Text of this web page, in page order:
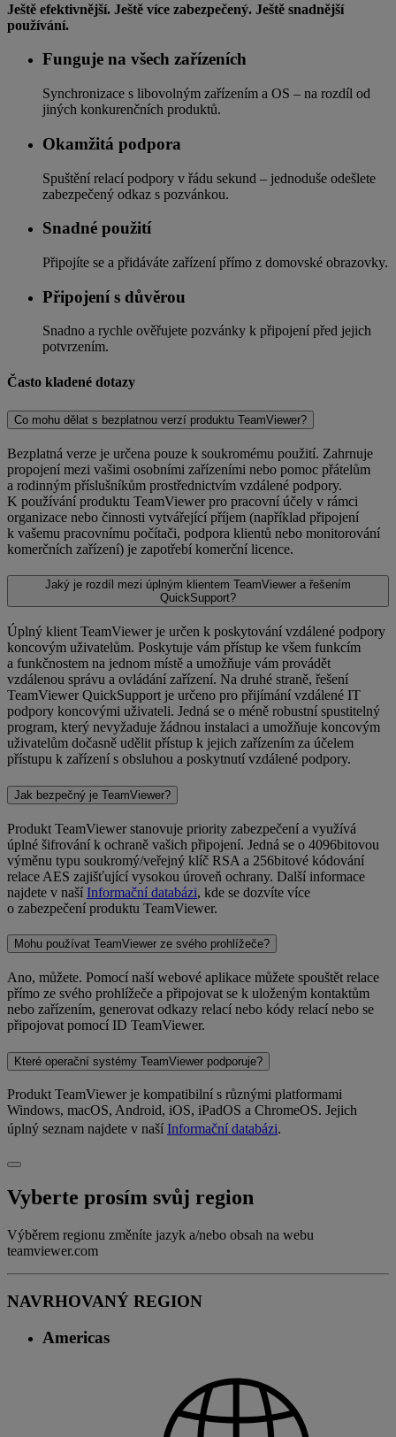
Ještě efektivnější. Ještě více zabezpečený. Ještě snadnější
používání.
Funguje na všech zařízeních
Synchronizace s libovolným zařízením a OS – na rozdíl od
jiných konkurenčních produktů.
Okamžitá podpora
Spuštění relací podpory v řádu sekund – jednoduše odešlete
zabezpečený odkaz s pozvánkou.
Snadné použití
Připojíte se a přidáváte zařízení přímo z domovské obrazovky.
Připojení s důvěrou
Snadno a rychle ověřujete pozvánky k připojení před jejich
potvrzením.
Často kladené dotazy
Co mohu dělat s bezplatnou verzí produktu TeamViewer?
Bezplatná verze je určena pouze k soukromému použití. Zahrnuje
propojení mezi vašimi osobními zařízeními nebo pomoc přátelům
a rodinným příslušníkům prostřednictvím vzdálené podpory.
K používání produktu TeamViewer pro pracovní účely v rámci
organizace nebo činnosti vytvářející příjem (například připojení
k vašemu pracovnímu počítači, podpora klientů nebo monitorování
komerčních zařízení) je zapotřebí komerční licence.
Jaký je rozdíl mezi úplným klientem TeamViewer a řešením
QuickSupport?
Úplný klient TeamViewer je určen k poskytování vzdálené podpory
koncovým uživatelům. Poskytuje vám přístup ke všem funkcím
a funkčnostem na jednom místě a umožňuje vám provádět
vzdálenou správu a ovládání zařízení. Na druhé straně, řešení
TeamViewer QuickSupport je určeno pro přijímání vzdálené IT
podpory koncovými uživateli. Jedná se o méně robustní spustitelný
program, který nevyžaduje žádnou instalaci a umožňuje koncovým
uživatelům dočasně udělit přístup k jejich zařízením za účelem
přístupu k zařízení s obsluhou a poskytnutí vzdálené podpory.
Jak bezpečný je TeamViewer?
Produkt TeamViewer stanovuje priority zabezpečení a využívá
úplné šifrování k ochraně vašich připojení. Jedná se o 4096bitovou
výměnu typu soukromý/veřejný klíč RSA a 256bitové kódování
relace AES zajišťující vysokou úroveň ochrany. Další informace
najdete v naší Informační databázi, kde se dozvíte více
o zabezpečení produktu TeamViewer.
Mohu používat TeamViewer ze svého prohlížeče?
Ano, můžete. Pomocí naší webové aplikace můžete spouštět relace
přímo ze svého prohlížeče a připojovat se k uloženým kontaktům
nebo zařízením, generovat odkazy relací nebo kódy relací nebo se
připojovat pomocí ID TeamViewer.
Které operační systémy TeamViewer podporuje?
Produkt TeamViewer je kompatibilní s různými platformami
Windows, macOS, Android, iOS, iPadOS a ChromeOS. Jejich
úplný seznam najdete v naší Informační databázi.
Vyberte prosím svůj region
Výběrem regionu změníte jazyk a/nebo obsah na webu
teamviewer.com
NAVRHOVANÝ REGION
Americas